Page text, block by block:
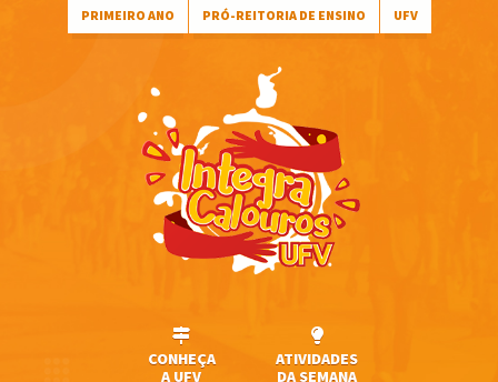
PRIMEIRO ANO PRÓ-REITORIA DE ENSINO UFV
CONHEÇA
A UFV
ATIVIDADES
DA SEMANA